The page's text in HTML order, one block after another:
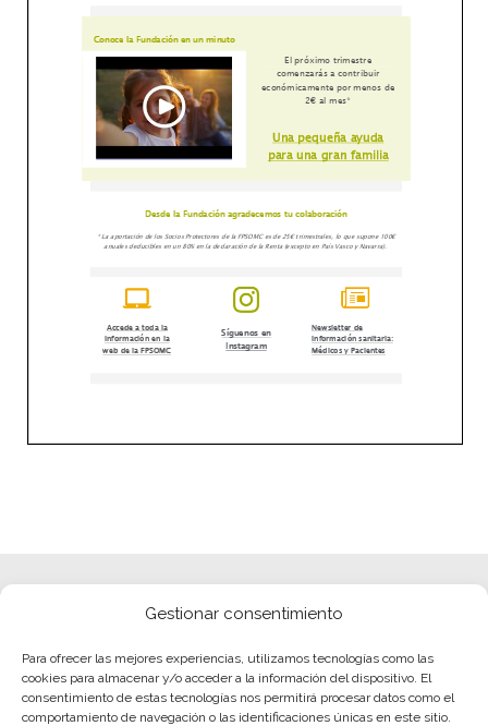
Gestionar consentimiento
Para ofrecer las mejores experiencias, utilizamos tecnologías como las
cookies para almacenar y/o acceder a la información del dispositivo. El
consentimiento de estas tecnologías nos permitirá procesar datos como el
comportamiento de navegación o las identificaciones únicas en este sitio.